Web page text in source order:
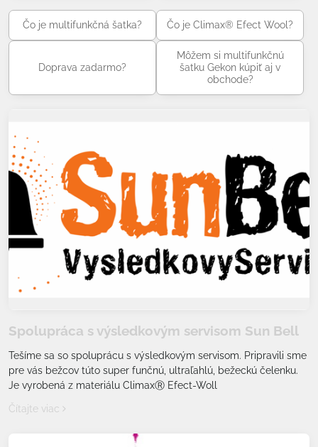
Čo je multifunkčná šatka? Čo je Climax® Efect Wool?
Doprava zadarmo?
Môžem si multifunkčnú
šatku Gekon kúpiť aj v
obchode?
Spolupráca s výsledkovým servisom Sun Bell
Tešíme sa so spoluprácu s výsledkovým servisom. Pripravili sme
pre vás bežcov túto super funčnú, ultraľahlú, bežeckú čelenku.
Je vyrobená z materiálu ClimaxⓇ Efect-Woll
Čítajte viac